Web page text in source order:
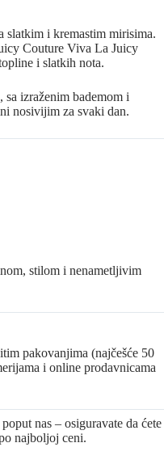
slatkim i kremastim mirisima.
Couture Viva La Juicy
i slatkih nota.
izraženim bademom i
nosivijim za svaki dan.
stilom i nenametljivim
pakovanjima (najčešće 50
i online prodavnicama
nas – osiguravate da ćete
najboljoj ceni.